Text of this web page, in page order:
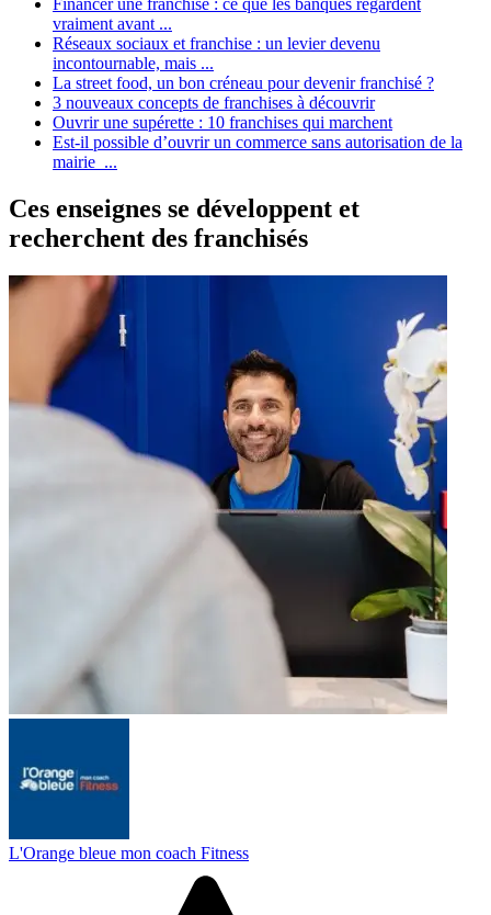
Financer une franchise : ce que les banques regardent
vraiment avant ...
Réseaux sociaux et franchise : un levier devenu
incontournable, mais ...
La street food, un bon créneau pour devenir franchisé ?
3 nouveaux concepts de franchises à découvrir
Ouvrir une supérette : 10 franchises qui marchent
Est-il possible d’ouvrir un commerce sans autorisation de la
mairie ...
Ces enseignes se développent et
recherchent des franchisés
L'Orange bleue mon coach Fitness